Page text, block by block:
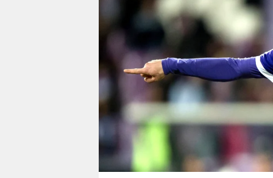
verlag
veranstaltungen
shop
fragen & hilfe
unterstützen
abo
genossenschaft